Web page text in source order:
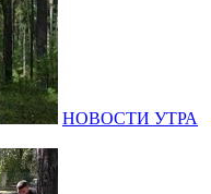
НОВОСТИ УТРА